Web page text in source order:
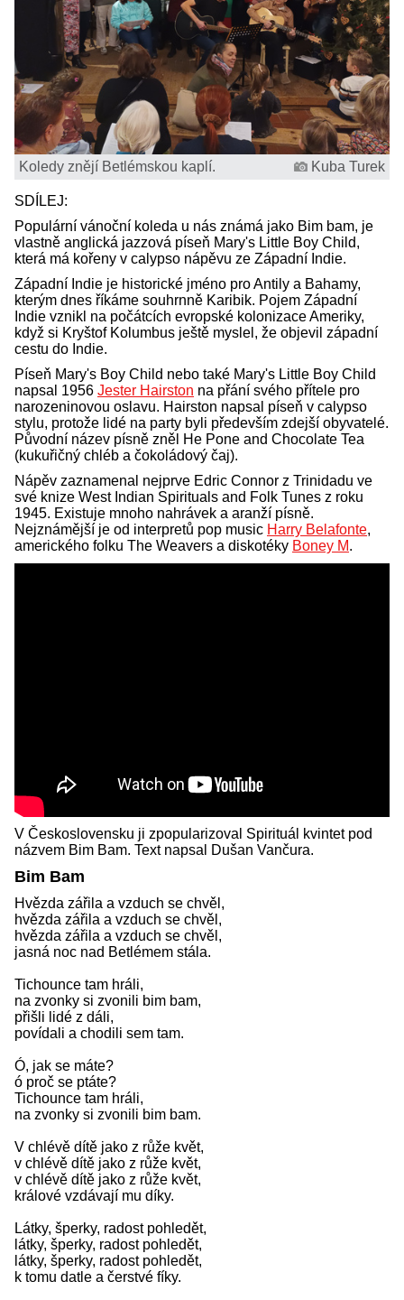
Koledy znějí Betlémskou kaplí. Kuba Turek
SDÍLEJ:
Populární vánoční koleda u nás známá jako Bim bam, je
vlastně anglická jazzová píseň Mary's Little Boy Child,
která má kořeny v calypso nápěvu ze Západní Indie.
Západní Indie je historické jméno pro Antily a Bahamy,
kterým dnes říkáme souhrnně Karibik. Pojem Západní
Indie vznikl na počátcích evropské kolonizace Ameriky,
když si Kryštof Kolumbus ještě myslel, že objevil západní
cestu do Indie.
Píseň Mary's Boy Child nebo také Mary's Little Boy Child
napsal 1956 Jester Hairston na přání svého přítele pro
narozeninovou oslavu. Hairston napsal píseň v calypso
stylu, protože lidé na party byli především zdejší obyvatelé.
Původní název písně zněl He Pone and Chocolate Tea
(kukuřičný chléb a čokoládový čaj).
Nápěv zaznamenal nejprve Edric Connor z Trinidadu ve
své knize West Indian Spirituals and Folk Tunes z roku
1945. Existuje mnoho nahrávek a aranží písně.
Nejznámější je od interpretů pop music Harry Belafonte,
amerického folku The Weavers a diskotéky Boney M.
V Československu ji zpopularizoval Spirituál kvintet pod
názvem Bim Bam. Text napsal Dušan Vančura.
Bim Bam
Hvězda zářila a vzduch se chvěl,
hvězda zářila a vzduch se chvěl,
hvězda zářila a vzduch se chvěl,
jasná noc nad Betlémem stála.
Tichounce tam hráli,
na zvonky si zvonili bim bam,
přišli lidé z dáli,
povídali a chodili sem tam.
Ó, jak se máte?
ó proč se ptáte?
Tichounce tam hráli,
na zvonky si zvonili bim bam.
V chlévě dítě jako z růže květ,
v chlévě dítě jako z růže květ,
v chlévě dítě jako z růže květ,
králové vzdávají mu díky.
Látky, šperky, radost pohledět,
látky, šperky, radost pohledět,
látky, šperky, radost pohledět,
k tomu datle a čerstvé fíky.